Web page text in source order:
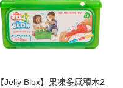
【Jelly Blox】果凍多感積木2